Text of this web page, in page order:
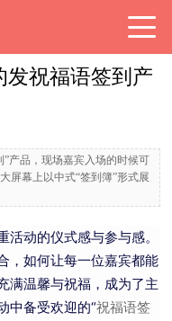
发祝福语签到产
产品，现场嘉宾入场的时候可
屏幕上以中式“签到簿”形式展
动的仪式感与参与感。
，如何让每一位嘉宾都能
满温馨与祝福，成为了主
中备受欢迎的“祝福语签